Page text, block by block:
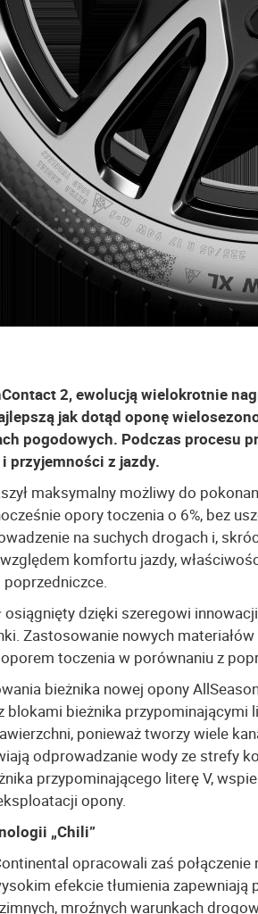
2, ewolucją wielokrotnie
jak dotąd oponę
pogodowych. Podczas procesu
przyjemności z jazdy.
maksymalny możliwy do
opory toczenia o 6%, bez
na suchych drogach i,
komfortu jazdy,
osiągnięty dzięki szeregowi
Zastosowanie nowych
toczenia w porównaniu z
bieżnika nowej opony
blokami bieżnika
ponieważ tworzy wiele
odprowadzanie wody ze strefy
przypominającego literę V,
opony.
„Chili”
opracowali zaś
efekcie tłumienia zapewniają
mroźnych warunkach